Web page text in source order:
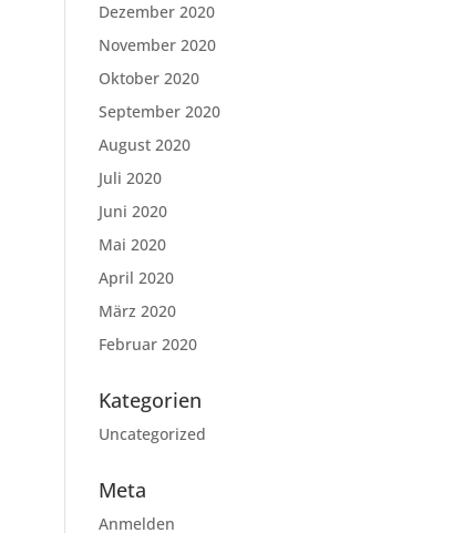
Dezember 2020
November 2020
Oktober 2020
September 2020
August 2020
Juli 2020
Juni 2020
Mai 2020
April 2020
März 2020
Februar 2020
Kategorien
Uncategorized
Meta
Anmelden